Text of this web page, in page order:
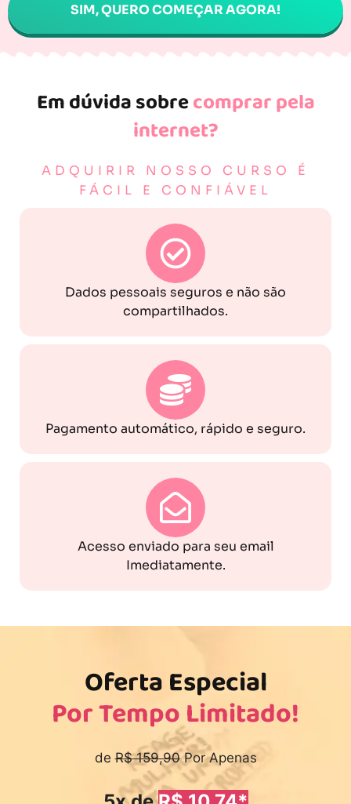
SIM, QUERO COMEÇAR AGORA!
Em dúvida sobrecomprar pela
internet?
ADQUIRIR NOSSO CURSO É
FÁCIL E CONFIÁVEL
Dados pessoais seguros e não são
compartilhados.
Pagamento automático, rápido e seguro.
Acesso enviado para seu email
Imediatamente.
Oferta Especial
Por Tempo Limitado!
deR$ 159,90Por Apenas